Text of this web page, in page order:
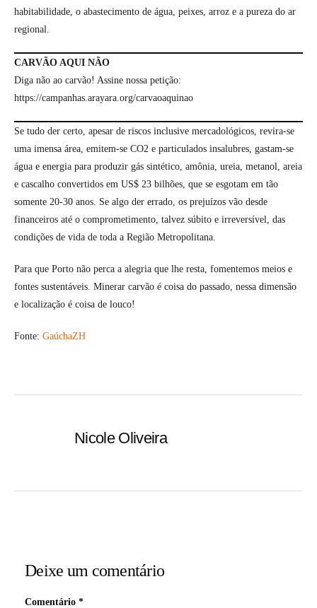
habitabilidade, o abastecimento de água, peixes, arroz e a pureza do ar
regional.
CARVÃO AQUI NÃO
Diga não ao carvão! Assine nossa petição:
https://campanhas.arayara.org/carvaoaquinao
Se tudo der certo, apesar de riscos inclusive mercadológicos, revira-se
uma imensa área, emitem-se CO2 e particulados insalubres, gastam-se
água e energia para produzir gás sintético, amônia, ureia, metanol, areia
e cascalho convertidos em US$ 23 bilhões, que se esgotam em tão
somente 20-30 anos. Se algo der errado, os prejuízos vão desde
financeiros até o comprometimento, talvez súbito e irreversível, das
condições de vida de toda a Região Metropolitana.
Para que Porto não perca a alegria que lhe resta, fomentemos meios e
fontes sustentáveis. Minerar carvão é coisa do passado, nessa dimensão
e localização é coisa de louco!
Fonte: GaúchaZH
Nicole Oliveira
Deixe um comentário
Comentário *